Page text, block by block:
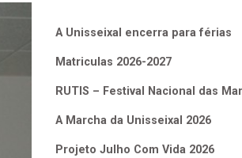
A Unisseixal encerra para férias
Matriculas 2026-2027
RUTIS – Festival Nacional das
A Marcha da Unisseixal 2026
Projeto Julho Com Vida 2026